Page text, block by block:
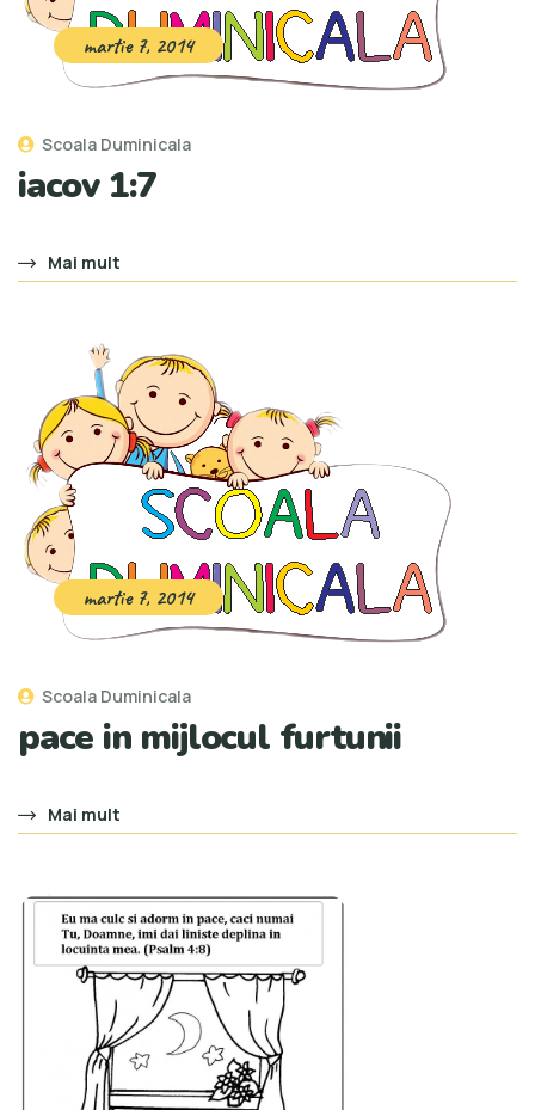
martie 7, 2014
Scoala Duminicala
iacov 1:7
Mai mult
martie 7, 2014
Scoala Duminicala
pace in mijlocul furtunii
Mai mult